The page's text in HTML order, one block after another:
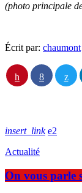
(photo principale
Écrit par: chaumont
insert_link
2
Actualité
On vous parle